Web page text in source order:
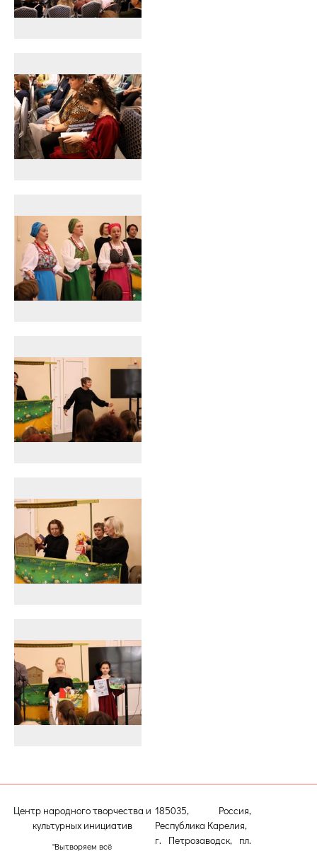
Центр народного творчества и
культурных инициатив
"Вытворяем всё
185035, Россия,
Республика Карелия,
г. Петрозаводск, пл.